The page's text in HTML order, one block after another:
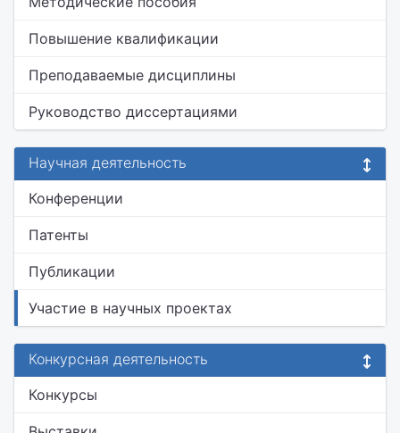
Повышение квалификации
Преподаваемые дисциплины
Руководство диссертациями
Научная деятельность
Конференции
Патенты
Публикации
Участие в научных проектах
Конкурсная деятельность
Конкурсы